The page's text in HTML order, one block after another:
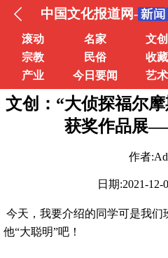
中国文化报道网-
滚动 名家 文创
宗教
民俗 收藏
产业
今日要闻 艺术
文创：“大侦探福尔
获奖作品展
作者
日期:2021-12-
今天，我要介绍的同学可是我们
他“大聪明”吧！